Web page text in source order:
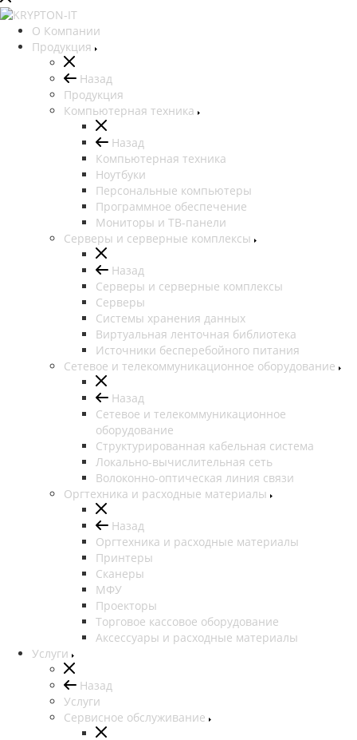
О Компании
Продукция
Назад
Продукция
Компьютерная техника
Назад
Компьютерная техника
Ноутбуки
Персональные компьютеры
Программное обеспечение
Мониторы и ТВ-панели
Серверы и серверные комплексы
Назад
Серверы и серверные комплексы
Серверы
Системы хранения данных
Виртуальная ленточная библиотека
Источники бесперебойного питания
Сетевое и телекоммуникационное оборудование
Назад
Сетевое и телекоммуникационное
оборудование
Структурированная кабельная система
Локально-вычислительная сеть
Волоконно-оптическая линия связи
Оргтехника и расходные материалы
Назад
Оргтехника и расходные материалы
Принтеры
Сканеры
МФУ
Проекторы
Торговое кассовое оборудование
Аксессуары и расходные материалы
Услуги
Назад
Услуги
Сервисное обслуживание